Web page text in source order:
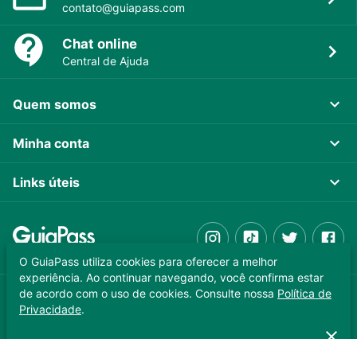
contato@guiapass.com
Chat online
Central de Ajuda
Quem somos
Minha conta
Links úteis
GUIAPASS TECNOLOGIA LTDA. CNPJ 37.989.806/0001-64
Copyright © 2025 - Todos os direitos reservados
O GuiaPass utiliza cookies para oferecer a melhor
experiência. Ao continuar navegando, você confirma estar
de acordo com o uso de cookies. Consulte nossa Política de
Privacidade.